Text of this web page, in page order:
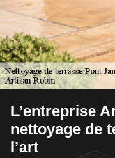
L’entreprise
nettoyage de
l’art